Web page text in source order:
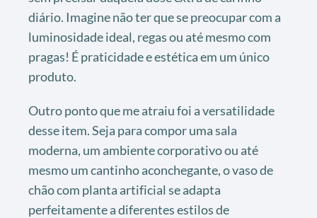
diário. Imagine não ter que se preocupar com a
luminosidade ideal, regas ou até mesmo com
pragas! É praticidade e estética em um único
produto.
Outro ponto que me atraiu foi a versatilidade
desse item. Seja para compor uma sala
moderna, um ambiente corporativo ou até
mesmo um cantinho aconchegante, o vaso de
chão com planta artificial se adapta
perfeitamente a diferentes estilos de